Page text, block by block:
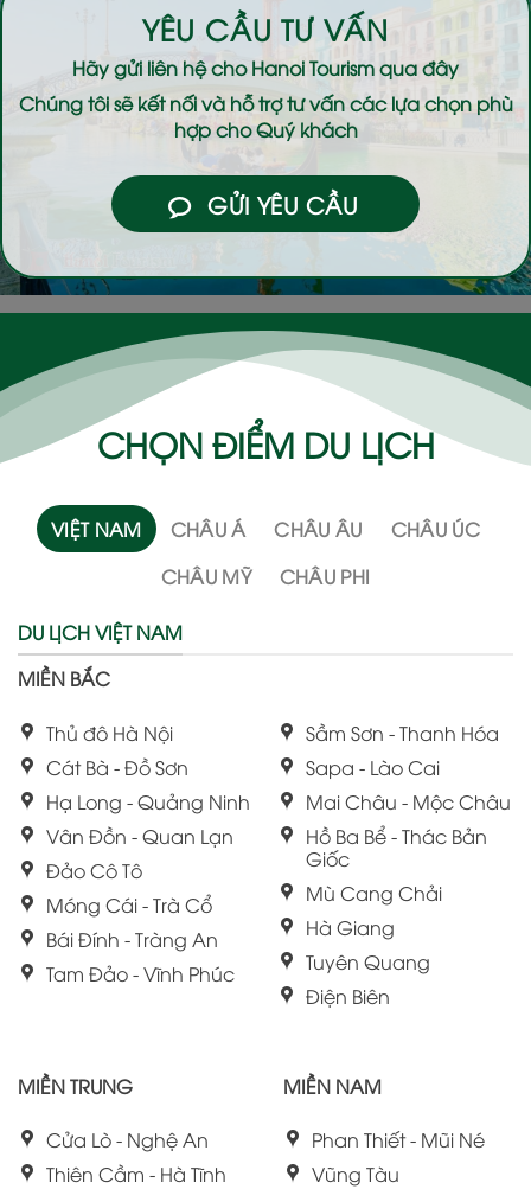
YÊU CẦU TƯ VẤN
Hãy gửi liên hệ choHanoi Tourismqua đây
Chúng tôi sẽ kết nối và hỗ trợ tư vấn các lựa chọn phù
hợp cho Quý khách
GỬI YÊU CẦU
CHỌN ĐIỂM DU LỊCH
VIỆT NAM CHÂU Á CHÂU ÂU
CHÂU ÚC
CHÂU MỸ
CHÂU PHI
DU LỊCH VIỆT NAM
MIỀN BẮC
Thủ đô Hà Nội
Cát Bà - Đồ Sơn
Hạ Long - Quảng Ninh
Vân Đồn - Quan Lạn
Đảo Cô Tô
Móng Cái - Trà Cổ
Bái Đính - Tràng An
Tam Đảo - Vĩnh Phúc
Sầm Sơn - Thanh Hóa
Sapa - Lào Cai
Mai Châu - Mộc Châu
Hồ Ba Bể - Thác Bản
Giốc
Mù Cang Chải
Hà Giang
Tuyên Quang
Điện Biên
MIỀN TRUNG
Cửa Lò - Nghệ An
Thiên Cầm - Hà Tĩnh
MIỀN NAM
Phan Thiết - Mũi Né
Vũng Tàu